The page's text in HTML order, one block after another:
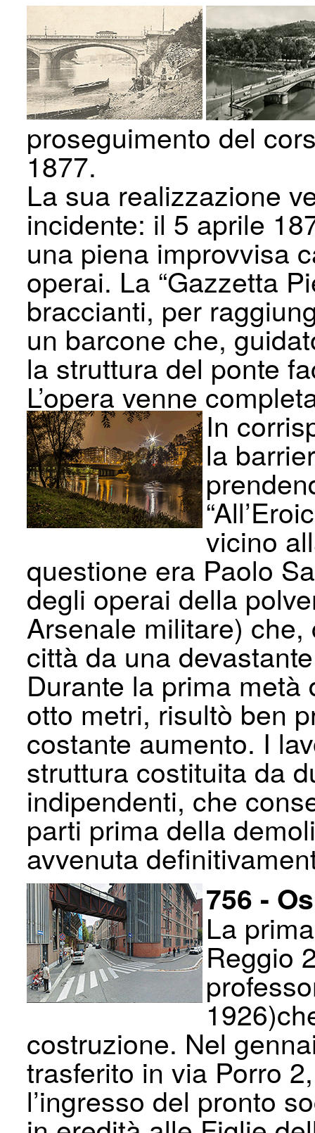
proseguimento del
1877.
La sua realizzazione
incidente: il 5 aprile
una piena improvvisa
operai. La “Gazzetta
braccianti, per
un barcone che,
la struttura del ponte
L’opera venne
In
la
vicino
questione era Paolo
degli operai della
Arsenale militare)
città da una
Durante la prima
otto metri, risultò ben
costante aumento. I
struttura costituita da
indipendenti, che
parti prima della
avvenuta
756 -
La
Reggio
costruzione. Nel
trasferito in via Porro
l’ingresso del pronto